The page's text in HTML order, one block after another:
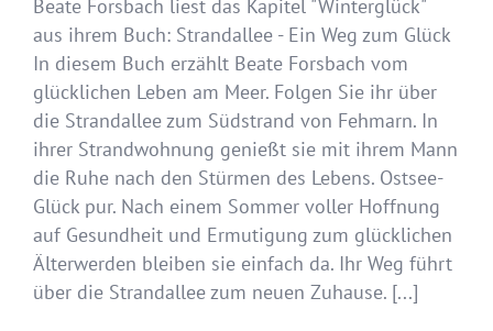
Beate Forsbach liest das Kapitel "Winterglück"
aus ihrem Buch: Strandallee - Ein Weg zum Glück
In diesem Buch erzählt Beate Forsbach vom
glücklichen Leben am Meer. Folgen Sie ihr über
die Strandallee zum Südstrand von Fehmarn. In
ihrer Strandwohnung genießt sie mit ihrem Mann
die Ruhe nach den Stürmen des Lebens. Ostsee-
Glück pur. Nach einem Sommer voller Hoffnung
auf Gesundheit und Ermutigung zum glücklichen
Älterwerden bleiben sie einfach da. Ihr Weg führt
über die Strandallee zum neuen Zuhause. [...]